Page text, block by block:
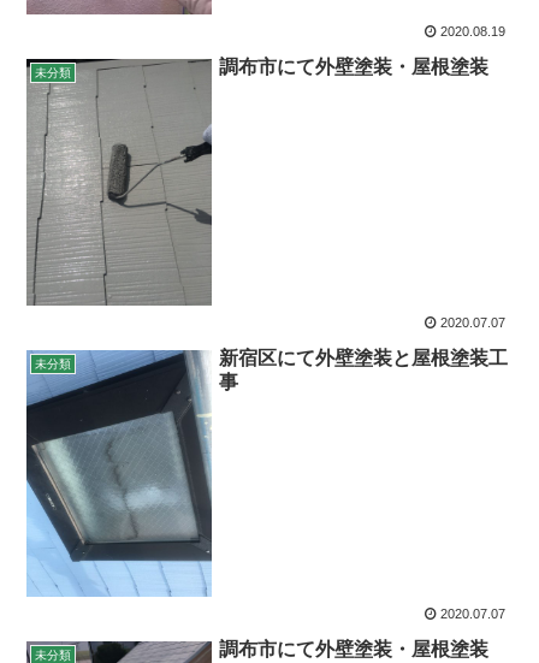
2020.08.19
未分類 調布市にて外壁塗装・屋根塗装
2020.07.07
未分類
新宿区にて外壁塗装と屋根塗装工
事
2020.07.07
未分類 調布市にて外壁塗装・屋根塗装